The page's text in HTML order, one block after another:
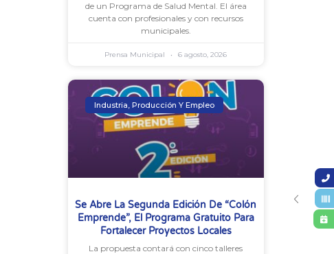
de un Programa de Salud Mental. El área
cuenta con profesionales y con recursos
municipales.
Prensa Municipal 6 agosto, 2026
Industria, Producción Y Empleo
Se Abre La Segunda Edición De “Colón
Emprende”, El Programa Gratuito Para
Fortalecer Proyectos Locales
La propuesta contará con cinco talleres